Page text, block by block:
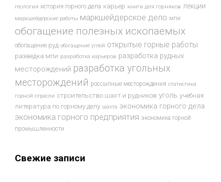
геология история горного дела карьер книги для горняков лекции
маркшейдерские работы маркшейдерское дело мпи
обогащение полезных ископаемых
обогащение руд обогащение углей открытые горные работы
разведка мпи разработка карьеров разработка рудных
месторождений разработка угольных
месторождений россыпные месторождения статистика
горной отрасли строительство шахт и рудников уголь учебная
литература по горному делу шахта экономика горного дела
экономика горного предприятия экономика горной
промышленности
Свежие записи